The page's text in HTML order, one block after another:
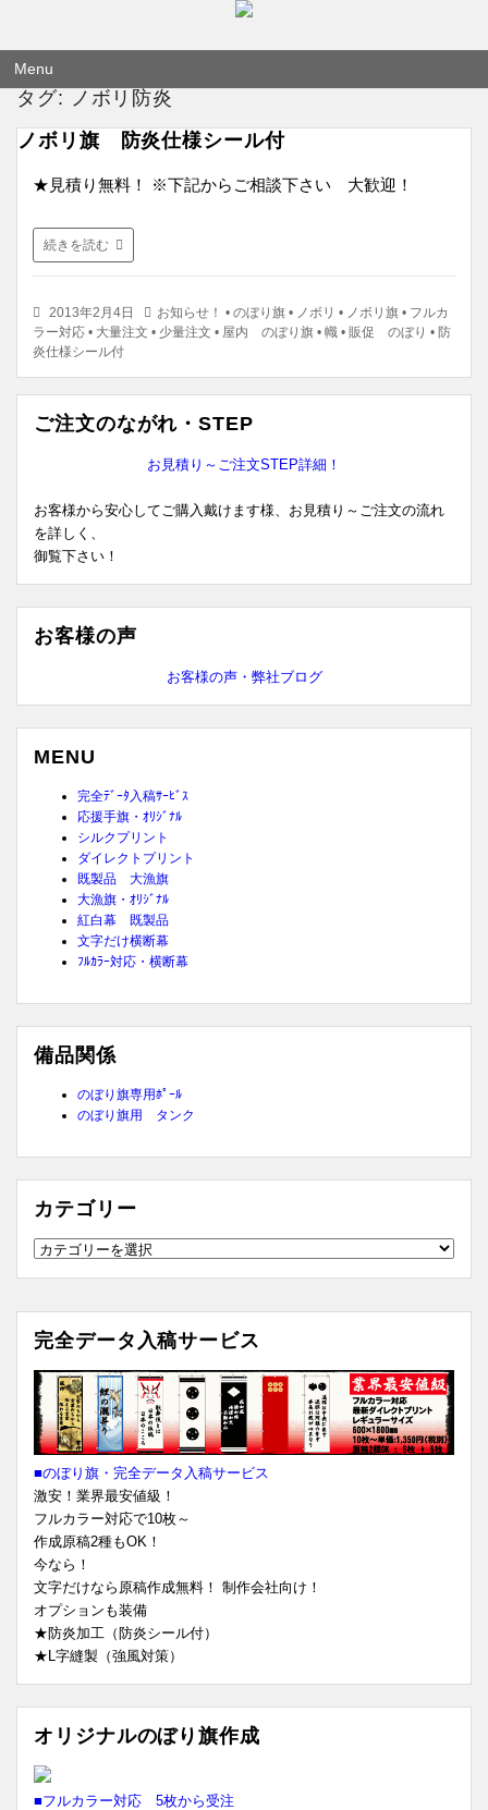
のぼり旗専門サイト-感謝の心！
のぼり旗作成なら フルカラー対応 完全データ入稿 防炎仕様まで 超激
Menu
タグ:
ノボリ防炎
ノボリ旗 防炎仕様シール付
★見積り無料！ ※下記からご相談下さい 大歓迎！
続きを読む
2013年2月4日 お知らせ！ • のぼり旗 • ノボリ • ノボリ旗 • フルカ
ラー対応 • 大量注文 • 少量注文 • 屋内 のぼり旗 • 幟 • 販促 のぼり • 防
炎仕様シール付
ご注文のながれ・STEP
お見積り～ご注文STEP詳細！
お客様から安心してご購入戴けます様、お見積り～ご注文の流れ
を詳しく、
御覧下さい！
お客様の声
お客様の声・弊社ブログ
MENU
完全ﾃﾞｰﾀ入稿ｻｰﾋﾞｽ
応援手旗・ｵﾘｼﾞﾅﾙ
シルクプリント
ダイレクトプリント
既製品 大漁旗
大漁旗・ｵﾘｼﾞﾅﾙ
紅白幕 既製品
文字だけ横断幕
ﾌﾙｶﾗｰ対応・横断幕
備品関係
のぼり旗専用ﾎﾟｰﾙ
のぼり旗用 タンク
カテゴリー
カ
リ
ー
完全データ入稿サービス
■のぼり旗・完全データ入稿サービス
激安！業界最安値級！
フルカラー対応で10枚～
作成原稿2種もOK！
今なら！
文字だけなら原稿作成無料！ 制作会社向け！
オプションも装備
★防炎加工（防炎シール付）
★L字縫製（強風対策）
オリジナルのぼり旗作成
■フルカラー対応 5枚から受注